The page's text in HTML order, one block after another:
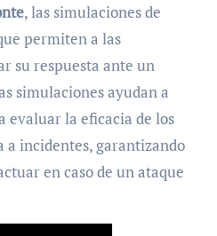
, las simulaciones de
permiten a las
su respuesta ante un
simulaciones ayudan a
evaluar la eficacia de los
a incidentes, garantizando
en caso de un ataque